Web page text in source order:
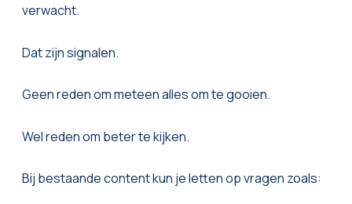
verwacht.
Dat zijn signalen.
Geen reden om meteen alles om te gooien.
Wel reden om beter te kijken.
Bij bestaande content kun je letten op vragen zoals: